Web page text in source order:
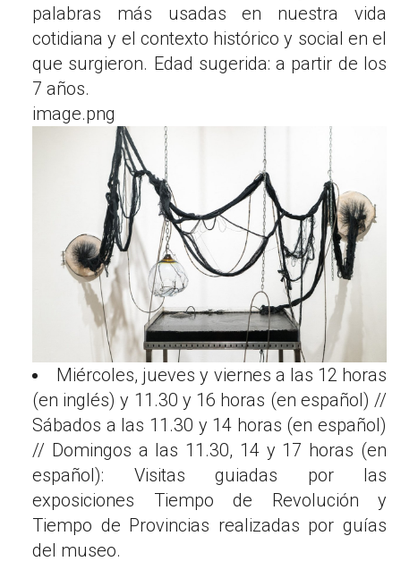
palabras más usadas en nuestra vida
cotidiana y el contexto histórico y social en el
que surgieron. Edad sugerida: a partir de los
7 años.
image.png
Miércoles, jueves y viernes a las 12 horas
(en inglés) y 11.30 y 16 horas (en español) //
Sábados a las 11.30 y 14 horas (en español)
// Domingos a las 11.30, 14 y 17 horas (en
español): Visitas guiadas por las
exposiciones Tiempo de Revolución y
Tiempo de Provincias realizadas por guías
del museo.